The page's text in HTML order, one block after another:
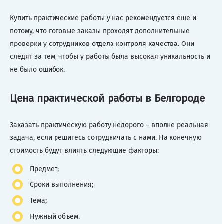
Купить практические работы у нас рекомендуется еще и
потому, что готовые заказы проходят дополнительные
проверки у сотрудников отдела контроля качества. Они
следят за тем, чтобы у работы была высокая уникальность и
не было ошибок.
Цена практической работы в Белгороде
Заказать практическую работу недорого – вполне реальная
задача, если решитесь сотрудничать с нами. На конечную
стоимость будут влиять следующие факторы:
Предмет;
Сроки выполнения;
Тема;
Нужный объем.